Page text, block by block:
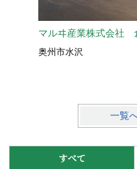
マルヰ産業株式会社
奥州市水沢
一覧
すべて